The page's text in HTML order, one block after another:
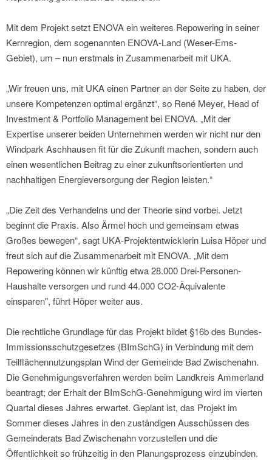
Mit dem Projekt setzt ENOVA ein weiteres Repowering in seiner
Kernregion, dem sogenannten ENOVA-Land (Weser-Ems-
Gebiet), um – nun erstmals in Zusammenarbeit mit UKA.
„Wir freuen uns, mit UKA einen Partner an der Seite zu haben, der
unsere Kompetenzen optimal ergänzt“, so René Meyer, Head of
Investment & Portfolio Management bei ENOVA. „Mit der
Expertise unserer beiden Unternehmen werden wir nicht nur den
Windpark Aschhausen fit für die Zukunft machen, sondern auch
einen wesentlichen Beitrag zu einer zukunftsorientierten und
nachhaltigen Energieversorgung der Region leisten.“
„Die Zeit des Verhandelns und der Theorie sind vorbei. Jetzt
beginnt die Praxis. Also Ärmel hoch und gemeinsam etwas
Großes bewegen“, sagt UKA-Projektentwicklerin Luisa Höper und
freut sich auf die Zusammenarbeit mit ENOVA. „Mit dem
Repowering können wir künftig etwa 28.000 Drei-Personen-
Haushalte versorgen und rund 44.000 CO2-Äquivalente
einsparen", führt Höper weiter aus.
Die rechtliche Grundlage für das Projekt bildet §16b des Bundes-
Immissionsschutzgesetzes (BImSchG) in Verbindung mit dem
Teilflächennutzungsplan Wind der Gemeinde Bad Zwischenahn.
Die Genehmigungsverfahren werden beim Landkreis Ammerland
beantragt; der Erhalt der BImSchG-Genehmigung wird im vierten
Quartal dieses Jahres erwartet. Geplant ist, das Projekt im
Sommer dieses Jahres in den zuständigen Ausschüssen des
Gemeinderats Bad Zwischenahn vorzustellen und die
Öffentlichkeit so frühzeitig in den Planungsprozess einzubinden.